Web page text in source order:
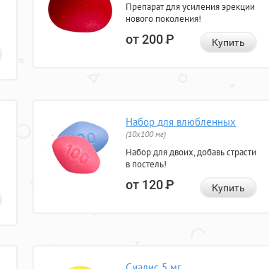
Препарат для усиления эрекции
нового поколения!
от 200Р Купить
Набор для влюбленных
(10х100 мг)
Набор для двоих, добавь страсти
в постель!
от 120Р Купить